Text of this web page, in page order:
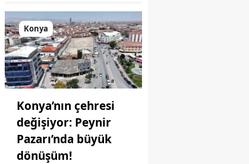
Konya
Konya’nın çehresi
değişiyor: Peynir
Pazarı’nda büyük
dönüşüm!